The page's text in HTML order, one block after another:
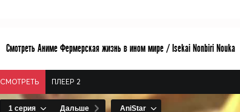
Смотреть Аниме Фермерская жизнь в ином мире / Isekai Nonbiri Nouka
СМОТРЕТЬ ПЛЕЕР 2